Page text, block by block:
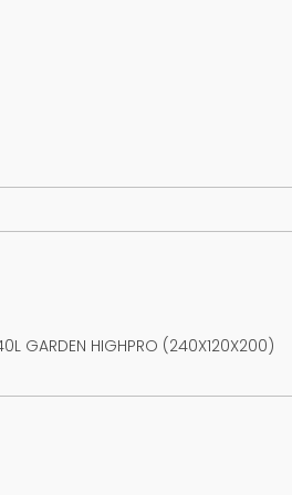
GARDEN HIGHPRO (240X120X200)